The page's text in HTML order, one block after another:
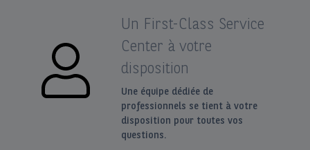
Un First-Class Service
Center à votre
disposition
Une équipe dédiée de
professionnels se tient à votre
disposition pour toutes vos
questions.